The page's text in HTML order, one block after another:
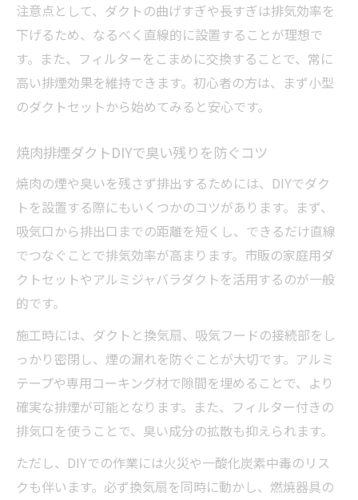
注意点として、ダクトの曲げすぎや長すぎは排気効率を
下げるため、なるべく直線的に設置することが理想で
す。また、フィルターをこまめに交換することで、常に
高い排煙効果を維持できます。初心者の方は、まず小型
のダクトセットから始めてみると安心です。
焼肉排煙ダクトDIYで臭い残りを防ぐコツ
焼肉の煙や臭いを残さず排出するためには、DIYでダク
トを設置する際にもいくつかのコツがあります。まず、
吸気口から排出口までの距離を短くし、できるだけ直線
でつなぐことで排気効率が高まります。市販の家庭用ダ
クトセットやアルミジャバラダクトを活用するのが一般
的です。
施工時には、ダクトと換気扇、吸気フードの接続部をし
っかり密閉し、煙の漏れを防ぐことが大切です。アルミ
テープや専用コーキング材で隙間を埋めることで、より
確実な排煙が可能となります。また、フィルター付きの
排気口を使うことで、臭い成分の拡散も抑えられます。
ただし、DIYでの作業には火災や一酸化炭素中毒のリス
クも伴います。必ず換気扇を同時に動かし、燃焼器具の